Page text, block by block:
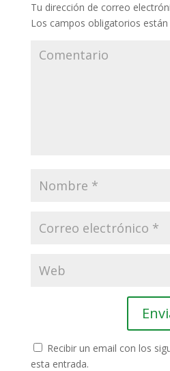
Tu dirección de correo
Los campos obligatorios
Recibir un email con los
esta entrada.